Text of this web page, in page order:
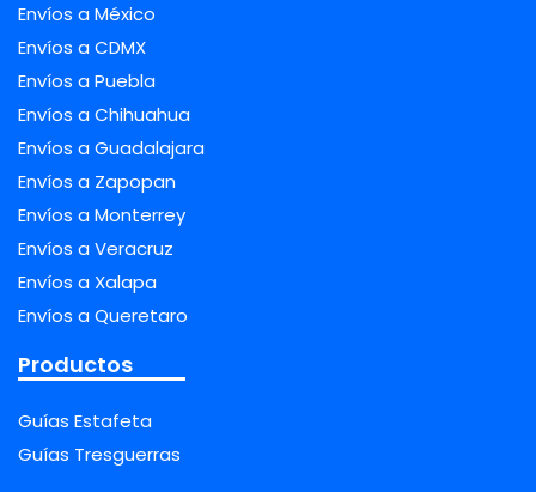
Envíos a México
Envíos a CDMX
Envíos a Puebla
Envíos a Chihuahua
Envíos a Guadalajara
Envíos a Zapopan
Envíos a Monterrey
Envíos a Veracruz
Envíos a Xalapa
Envíos a Queretaro
Productos
Guías Estafeta
Guías Tresguerras